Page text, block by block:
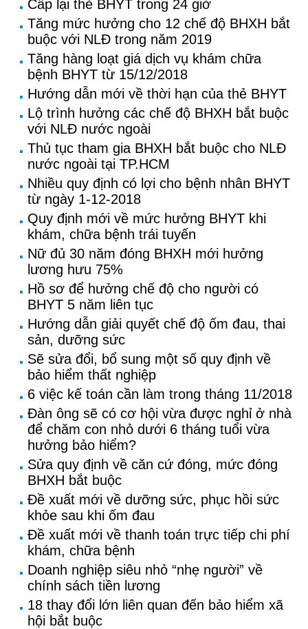
Cấp lại thẻ BHYT trong 24 giờ
Tăng mức hưởng cho 12 chế độ BHXH bắt
buộc với NLĐ trong năm 2019
Tăng hàng loạt giá dịch vụ khám chữa
bệnh BHYT từ 15/12/2018
Hướng dẫn mới về thời hạn của thẻ BHYT
Lộ trình hưởng các chế độ BHXH bắt buộc
với NLĐ nước ngoài
Thủ tục tham gia BHXH bắt buộc cho NLĐ
nước ngoài tại TP.HCM
Nhiều quy định có lợi cho bệnh nhân BHYT
từ ngày 1-12-2018
Quy định mới về mức hưởng BHYT khi
khám, chữa bệnh trái tuyến
Nữ đủ 30 năm đóng BHXH mới hưởng
lương hưu 75%
Hồ sơ để hưởng chế độ cho người có
BHYT 5 năm liên tục
Hướng dẫn giải quyết chế độ ốm đau, thai
sản, dưỡng sức
Sẽ sửa đổi, bổ sung một số quy định về
bảo hiểm thất nghiệp
6 việc kế toán cần làm trong tháng 11/2018
Đàn ông sẽ có cơ hội vừa được nghỉ ở nhà
để chăm con nhỏ dưới 6 tháng tuổi vừa
hưởng bảo hiểm?
Sửa quy định về căn cứ đóng, mức đóng
BHXH bắt buộc
Đề xuất mới về dưỡng sức, phục hồi sức
khỏe sau khi ốm đau
Đề xuất mới về thanh toán trực tiếp chi phí
khám, chữa bệnh
Doanh nghiệp siêu nhỏ “nhẹ người” về
chính sách tiền lương
18 thay đổi lớn liên quan đến bảo hiểm xã
hội bắt buộc